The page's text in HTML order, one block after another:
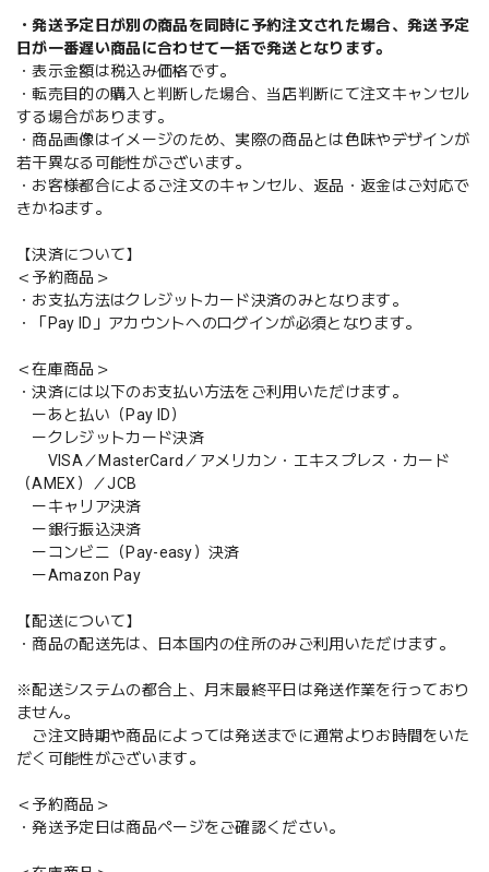
・発送予定日が別の商品を同時に予約注文された場合、発送予定
日が一番遅い商品に合わせて一括で発送となります。
・表示金額は税込み価格です。
・転売目的の購入と判断した場合、当店判断にて注文キャンセル
する場合があります。
・商品画像はイメージのため、実際の商品とは色味やデザインが
若干異なる可能性がございます。
・お客様都合によるご注文のキャンセル、返品・返金はご対応で
きかねます。
【決済について】
＜予約商品＞
・お支払方法はクレジットカード決済のみとなります。
・「Pay ID」アカウントへのログインが必須となります。
＜在庫商品＞
・決済には以下のお支払い方法をご利用いただけます。
ーあと払い（Pay ID）
ークレジットカード決済
VISA／MasterCard／アメリカン・エキスプレス・カード
（AMEX）／JCB
ーキャリア決済
ー銀行振込決済
ーコンビニ（Pay-easy）決済
ーAmazon Pay
【配送について】
・商品の配送先は、日本国内の住所のみご利用いただけます。
※配送システムの都合上、月末最終平日は発送作業を行っており
ません。
ご注文時期や商品によっては発送までに通常よりお時間をいた
だく可能性がございます。
＜予約商品＞
・発送予定日は商品ページをご確認ください。